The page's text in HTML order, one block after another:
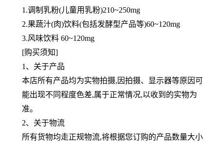
1.调制乳粉(儿童用乳粉)210~250mg
2.果蔬汁(肉)饮料(包括发酵型产品等)60~120mg
3.风味饮料 60~120mg
[购买须知]
1、关于产品
本店所有产品均为实物拍摄,因拍摄、显示器等原因可
能出现不同程度色差,属于正常情况,以收到的实物为
准。
2、关于物流
所有货物均走正规物流,将根据您订购的产品数量大小